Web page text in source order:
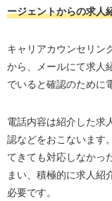
ージェントからの求人
キャリアカウンセリン
から、メールにて求人
でいると確認のために
電話内容は紹介した求
認などをおこないます
てきても対応しなかっ
まい、積極的に求人紹
必要です。